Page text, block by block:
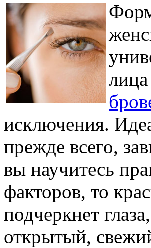
исключения.
прежде всего,
вы научитесь
факторов, то
подчеркнет
открытый,